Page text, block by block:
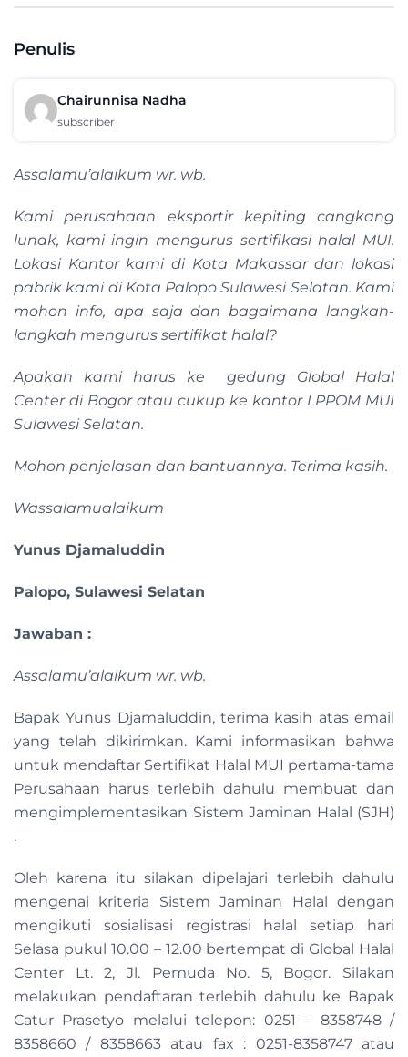
Penulis
Chairunnisa Nadha
subscriber
Assalamu’alaikum wr. wb.
Kami perusahaan eksportir kepiting cangkang
lunak, kami ingin mengurus sertifikasi halal MUI.
Lokasi Kantor kami di Kota Makassar dan lokasi
pabrik kami di Kota Palopo Sulawesi Selatan. Kami
mohon info, apa saja dan bagaimana langkah-
langkah mengurus sertifikat halal?
Apakah kami harus ke gedung Global Halal
Center di Bogor atau cukup ke kantor LPPOM MUI
Sulawesi Selatan.
Mohon penjelasan dan bantuannya. Terima kasih.
Wassalamualaikum
Yunus Djamaluddin
Palopo, Sulawesi Selatan
Jawaban :
Assalamu’alaikum wr. wb.
Bapak Yunus Djamaluddin, terima kasih atas email
yang telah dikirimkan. Kami informasikan bahwa
untuk mendaftar Sertifikat Halal MUI pertama-tama
Perusahaan harus terlebih dahulu membuat dan
mengimplementasikan Sistem Jaminan Halal (SJH)
.
Oleh karena itu silakan dipelajari terlebih dahulu
mengenai kriteria Sistem Jaminan Halal dengan
mengikuti sosialisasi registrasi halal setiap hari
Selasa pukul 10.00 – 12.00 bertempat di Global Halal
Center Lt. 2, Jl. Pemuda No. 5, Bogor. Silakan
melakukan pendaftaran terlebih dahulu ke Bapak
Catur Prasetyo melalui telepon: 0251 – 8358748 /
8358660 / 8358663 atau fax : 0251-8358747 atau